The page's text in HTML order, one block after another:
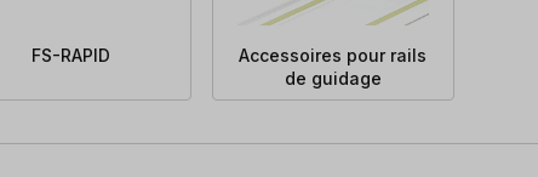
FS-RAPID
Accessoires pour rails
de guidage